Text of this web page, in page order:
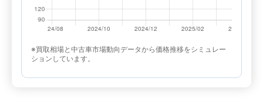
※買取相場と中古車市場動向データから価格推移をシミュレー
ションしています。